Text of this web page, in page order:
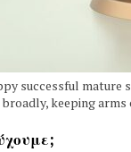
successful mature
keeping